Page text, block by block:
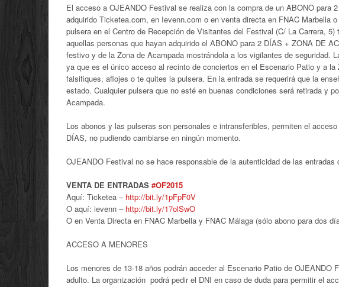
El acceso a OJEANDO Festival se realiza con la compra de un ABONO para
adquirido Ticketea.com, en Ievenn.com o en venta directa en FNAC Marbella
pulsera en el Centro de Recepción de Visitantes del Festival (C/ La Carrera,
aquellas personas que hayan adquirido el ABONO para 2 DÍAS + ZONA DE
festivo y de la Zona de Acampada mostrándola a los vigilantes de seguridad.
ya que es el único acceso al recinto de conciertos en el Escenario Patio y a
falsifiques, aflojes o te quites la pulsera. En la entrada se requerirá que la
estado. Cualquier pulsera que no esté en buenas condiciones será retirada y
Acampada.
Los abonos y las pulseras son personales e intransferibles, permiten el
DÍAS, no pudiendo cambiarse en ningún momento.
OJEANDO Festival no se hace responsable de la autenticidad de las
VENTA DE ENTRADAS ‪#‎OF2015‬
Aquí: Ticketea – http://bit.ly/1pFpF0V
O aquí: ievenn – http://bit.ly/17olSwO
O en Venta Directa en FNAC Marbella y FNAC Málaga (sólo abono para dos
ACCESO A MENORES
Los menores de 13-18 años podrán acceder al Escenario Patio de
adulto. La organización podrá pedir el DNI en caso de duda para permitir el